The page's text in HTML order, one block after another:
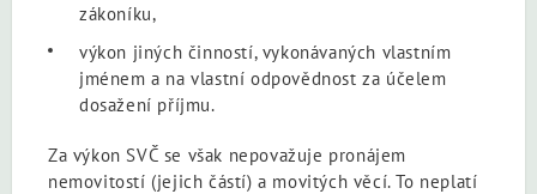
zákoníku,
výkon jiných činností, vykonávaných vlastním
jménem a na vlastní odpovědnost za účelem
dosažení příjmu.
Za výkon SVČ se však nepovažuje pronájem
nemovitostí (jejich částí) a movitých věcí. To neplatí